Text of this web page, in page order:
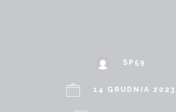
SP59
14 GRUDNIA 2023